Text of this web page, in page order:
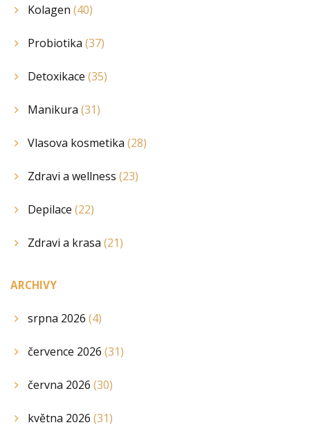
Kolagen (40)
Probiotika (37)
Detoxikace (35)
Manikura (31)
Vlasova kosmetika (28)
Zdravi a wellness (23)
Depilace (22)
Zdravi a krasa (21)
ARCHIVY
srpna 2026 (4)
července 2026 (31)
června 2026 (30)
května 2026 (31)